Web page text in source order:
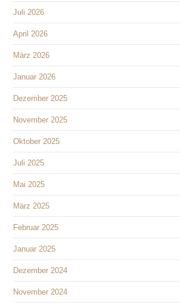
Juli 2026
April 2026
März 2026
Januar 2026
Dezember 2025
November 2025
Oktober 2025
Juli 2025
Mai 2025
März 2025
Februar 2025
Januar 2025
Dezember 2024
November 2024